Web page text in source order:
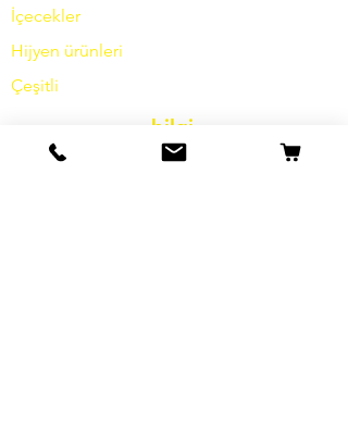
İçecekler
Hijyen ürünleri
Çeşitli
bilgi
Hikayemiz